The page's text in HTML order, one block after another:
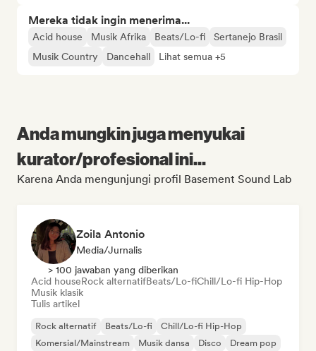
Mereka tidak ingin menerima...
Acid house Musik Afrika Beats/Lo-fi
Sertanejo Brasil
Musik Country
Dancehall Lihat semua +5
Anda mungkin juga menyukai
kurator/profesional ini...
Karena Anda mengunjungi profil Basement Sound Lab
Zoila Antonio
Media/Jurnalis
> 100 jawaban yang diberikan
Acid houseRock alternatifBeats/Lo-fiChill/Lo-fi Hip-Hop
Musik klasik
Tulis artikel
Rock alternatif Beats/Lo-fi
Chill/Lo-fi Hip-Hop
Komersial/Mainstream
Musik dansa Disco
Dream pop